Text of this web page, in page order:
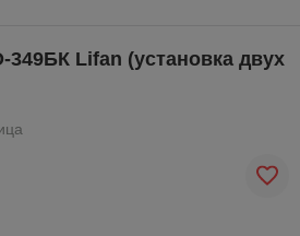
Lifan (установка двух